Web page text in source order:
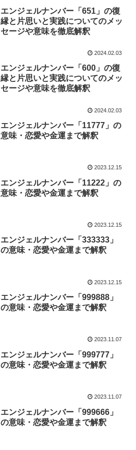
エンジェルナンバー「651」の復
縁と片思いと実践についてのメッ
セージや意味を徹底解釈
2024.02.03
エンジェルナンバー「600」の復
縁と片思いと実践についてのメッ
セージや意味を徹底解釈
2024.02.03
エンジェルナンバー「11777」の
意味・恋愛や金運まで解釈
2023.12.15
エンジェルナンバー「11222」の
意味・恋愛や金運まで解釈
2023.12.15
エンジェルナンバー「333333」
の意味・恋愛や金運まで解釈
2023.12.15
エンジェルナンバー「999888」
の意味・恋愛や金運まで解釈
2023.11.07
エンジェルナンバー「999777」
の意味・恋愛や金運まで解釈
2023.11.07
エンジェルナンバー「999666」
の意味・恋愛や金運まで解釈